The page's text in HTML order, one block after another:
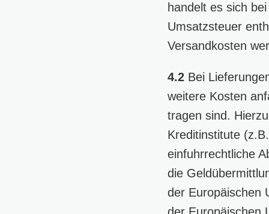
handelt es sich
Umsatzsteuer
Versandkosten
4.2Bei
weitere Kosten
tragen sind.
Kreditinstitute
einfuhrrechtliche
die
der Europäischen